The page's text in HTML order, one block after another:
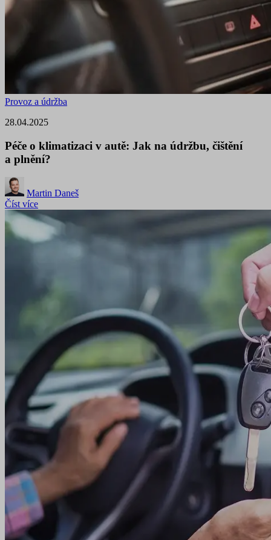
Provoz a údržba
28.04.2025
Péče o klimatizaci v autě: Jak na údržbu, čištění
a plnění?
Martin Daneš
Číst více